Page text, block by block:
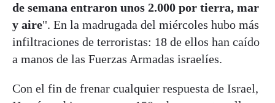
de semana entraron unos 2.000 por tierra, mar
y aire". En la madrugada del miércoles hubo más
infiltraciones de terroristas: 18 de ellos han caído
a manos de las Fuerzas Armadas israelíes.
Con el fin de frenar cualquier respuesta de Israel,